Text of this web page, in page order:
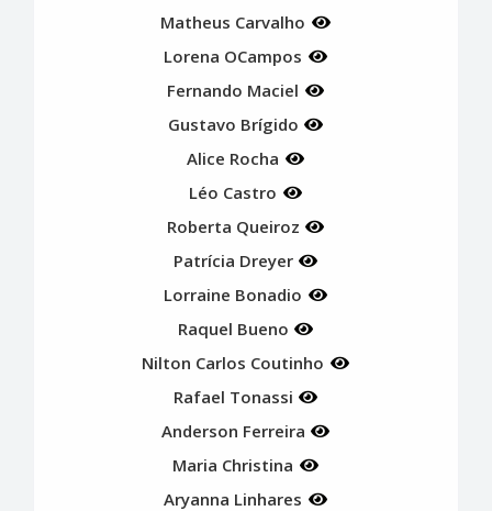
Matheus Carvalho
Lorena OCampos
Fernando Maciel
Gustavo Brígido
Alice Rocha
Léo Castro
Roberta Queiroz
Patrícia Dreyer
Lorraine Bonadio
Raquel Bueno
Nilton Carlos Coutinho
Rafael Tonassi
Anderson Ferreira
Maria Christina
Aryanna Linhares